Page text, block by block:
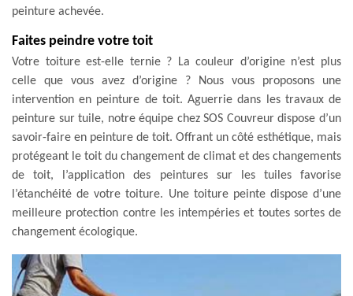
peinture achevée.
Faites peindre votre toit
Votre toiture est-elle ternie ? La couleur d’origine n’est plus
celle que vous avez d’origine ? Nous vous proposons une
intervention en peinture de toit. Aguerrie dans les travaux de
peinture sur tuile, notre équipe chez SOS Couvreur dispose d’un
savoir-faire en peinture de toit. Offrant un côté esthétique, mais
protégeant le toit du changement de climat et des changements
de toit, l’application des peintures sur les tuiles favorise
l’étanchéité de votre toiture. Une toiture peinte dispose d’une
meilleure protection contre les intempéries et toutes sortes de
changement écologique.